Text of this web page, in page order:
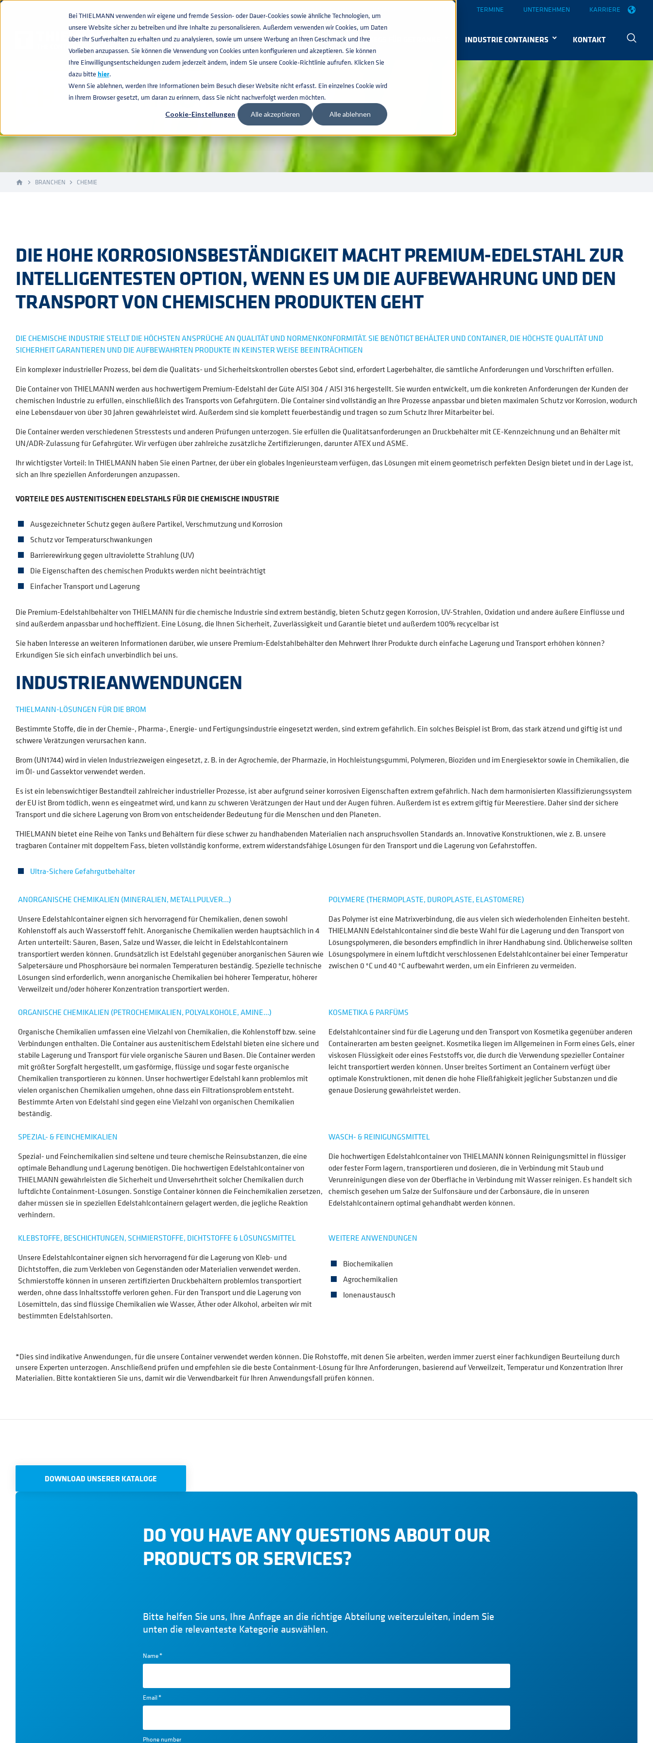
Bei THIELMANN verwenden wir eigene und fremde Session- oder Dauer-Cookies sowie ähnliche Technologien, um
unsere Website sicher zu betreiben und ihre Inhalte zu personalisieren. Außerdem verwenden wir Cookies, um Daten
über Ihr Surfverhalten zu erhalten und zu analysieren, sowie um unsere Werbung an Ihren Geschmack und Ihre
Vorlieben anzupassen. Sie können die Verwendung von Cookies unten konfigurieren und akzeptieren. Sie können
Ihre Einwilligungsentscheidungen zudem jederzeit ändern, indem Sie unsere Cookie-Richtlinie aufrufen. Klicken Sie
dazu bitte hier.
Wenn Sie ablehnen, werden Ihre Informationen beim Besuch dieser Website nicht erfasst. Ein einzelnes Cookie wird
in Ihrem Browser gesetzt, um daran zu erinnern, dass Sie nicht nachverfolgt werden möchten.
Cookie-Einstellungen Alle akzeptieren Alle ablehnen
TERMINE UNTERNEHMEN KARRIERE
KEGS FÜR GETRANKE INDUSTRIE CONTAINERS KONTAKT
CHEMIE INDUSTRIE
home navigate_next BRANCHEN navigate_next CHEMIE
DIE HOHE KORROSIONSBESTÄNDIGKEIT MACHT PREMIUM-EDELSTAHL ZUR
INTELLIGENTESTEN OPTION, WENN ES UM DIE AUFBEWAHRUNG UND DEN
TRANSPORT VON CHEMISCHEN PRODUKTEN GEHT
DIE CHEMISCHE INDUSTRIE STELLT DIE HÖCHSTEN ANSPRÜCHE AN QUALITÄT UND NORMENKONFORMITÄT. SIE BENÖTIGT BEHÄLTER UND CONTAINER, DIE HÖCHSTE QUALITÄT UND
SICHERHEIT GARANTIEREN UND DIE AUFBEWAHRTEN PRODUKTE IN KEINSTER WEISE BEEINTRÄCHTIGEN
Ein komplexer industrieller Prozess, bei dem die Qualitäts- und Sicherheitskontrollen oberstes Gebot sind, erfordert Lagerbehälter, die sämtliche Anforderungen und Vorschriften erfüllen.
Die Container von THIELMANN werden aus hochwertigem Premium-Edelstahl der Güte AISI 304 / AISI 316 hergestellt. Sie wurden entwickelt, um die konkreten Anforderungen der Kunden der
chemischen Industrie zu erfüllen, einschließlich des Transports von Gefahrgütern. Die Container sind vollständig an Ihre Prozesse anpassbar und bieten maximalen Schutz vor Korrosion, wodurch
eine Lebensdauer von über 30 Jahren gewährleistet wird. Außerdem sind sie komplett feuerbeständig und tragen so zum Schutz Ihrer Mitarbeiter bei.
Die Container werden verschiedenen Stresstests und anderen Prüfungen unterzogen. Sie erfüllen die Qualitätsanforderungen an Druckbehälter mit CE-Kennzeichnung und an Behälter mit
UN/ADR-Zulassung für Gefahrgüter. Wir verfügen über zahlreiche zusätzliche Zertifizierungen, darunter ATEX und ASME.
Ihr wichtigster Vorteil: In THIELMANN haben Sie einen Partner, der über ein globales Ingenieursteam verfügen, das Lösungen mit einem geometrisch perfekten Design bietet und in der Lage ist,
sich an Ihre speziellen Anforderungen anzupassen.
VORTEILE DES AUSTENITISCHEN EDELSTAHLS FÜR DIE CHEMISCHE INDUSTRIE
Ausgezeichneter Schutz gegen äußere Partikel, Verschmutzung und Korrosion
Schutz vor Temperaturschwankungen
Barrierewirkung gegen ultraviolette Strahlung (UV)
Die Eigenschaften des chemischen Produkts werden nicht beeinträchtigt
Einfacher Transport und Lagerung
Die Premium-Edelstahlbehälter von THIELMANN für die chemische Industrie sind extrem beständig, bieten Schutz gegen Korrosion, UV-Strahlen, Oxidation und andere äußere Einflüsse und
sind außerdem anpassbar und hocheffizient. Eine Lösung, die Ihnen Sicherheit, Zuverlässigkeit und Garantie bietet und außerdem 100% recycelbar ist
Sie haben Interesse an weiteren Informationen darüber, wie unsere Premium-Edelstahlbehälter den Mehrwert Ihrer Produkte durch einfache Lagerung und Transport erhöhen können?
Erkundigen Sie sich einfach unverbindlich bei uns.
INDUSTRIEANWENDUNGEN
THIELMANN-LÖSUNGEN FÜR DIE BROM
Bestimmte Stoffe, die in der Chemie-, Pharma-, Energie- und Fertigungsindustrie eingesetzt werden, sind extrem gefährlich. Ein solches Beispiel ist Brom, das stark ätzend und giftig ist und
schwere Verätzungen verursachen kann.
Brom (UN1744) wird in vielen Industriezweigen eingesetzt, z. B. in der Agrochemie, der Pharmazie, in Hochleistungsgummi, Polymeren, Bioziden und im Energiesektor sowie in Chemikalien, die
im Öl- und Gassektor verwendet werden.
Es ist ein lebenswichtiger Bestandteil zahlreicher industrieller Prozesse, ist aber aufgrund seiner korrosiven Eigenschaften extrem gefährlich. Nach dem harmonisierten Klassifizierungssystem
der EU ist Brom tödlich, wenn es eingeatmet wird, und kann zu schweren Verätzungen der Haut und der Augen führen. Außerdem ist es extrem giftig für Meerestiere. Daher sind der sichere
Transport und die sichere Lagerung von Brom von entscheidender Bedeutung für die Menschen und den Planeten.
THIELMANN bietet eine Reihe von Tanks und Behältern für diese schwer zu handhabenden Materialien nach anspruchsvollen Standards an. Innovative Konstruktionen, wie z. B. unsere
tragbaren Container mit doppeltem Fass, bieten vollständig konforme, extrem widerstandsfähige Lösungen für den Transport und die Lagerung von Gefahrstoffen.
Ultra-Sichere Gefahrgutbehälter
ANORGANISCHE CHEMIKALIEN (MINERALIEN, METALLPULVER...)
Unsere Edelstahlcontainer eignen sich hervorragend für Chemikalien, denen sowohl
Kohlenstoff als auch Wasserstoff fehlt. Anorganische Chemikalien werden hauptsächlich in 4
Arten unterteilt: Säuren, Basen, Salze und Wasser, die leicht in Edelstahlcontainern
transportiert werden können. Grundsätzlich ist Edelstahl gegenüber anorganischen Säuren wie
Salpetersäure und Phosphorsäure bei normalen Temperaturen beständig. Spezielle technische
Lösungen sind erforderlich, wenn anorganische Chemikalien bei höherer Temperatur, höherer
Verweilzeit und/oder höherer Konzentration transportiert werden.
POLYMERE (THERMOPLASTE, DUROPLASTE, ELASTOMERE)
Das Polymer ist eine Matrixverbindung, die aus vielen sich wiederholenden Einheiten besteht.
THIELMANN Edelstahlcontainer sind die beste Wahl für die Lagerung und den Transport von
Lösungspolymeren, die besonders empfindlich in ihrer Handhabung sind. Üblicherweise sollten
Lösungspolymere in einem luftdicht verschlossenen Edelstahlcontainer bei einer Temperatur
zwischen 0 °C und 40 °C aufbewahrt werden, um ein Einfrieren zu vermeiden.
ORGANISCHE CHEMIKALIEN (PETROCHEMIKALIEN, POLYALKOHOLE, AMINE...)
Organische Chemikalien umfassen eine Vielzahl von Chemikalien, die Kohlenstoff bzw. seine
Verbindungen enthalten. Die Container aus austenitischem Edelstahl bieten eine sichere und
stabile Lagerung und Transport für viele organische Säuren und Basen. Die Container werden
mit größter Sorgfalt hergestellt, um gasförmige, flüssige und sogar feste organische
Chemikalien transportieren zu können. Unser hochwertiger Edelstahl kann problemlos mit
vielen organischen Chemikalien umgehen, ohne dass ein Filtrationsproblem entsteht.
Bestimmte Arten von Edelstahl sind gegen eine Vielzahl von organischen Chemikalien
beständig.
KOSMETIKA & PARFÜMS
Edelstahlcontainer sind für die Lagerung und den Transport von Kosmetika gegenüber anderen
Containerarten am besten geeignet. Kosmetika liegen im Allgemeinen in Form eines Gels, einer
viskosen Flüssigkeit oder eines Feststoffs vor, die durch die Verwendung spezieller Container
leicht transportiert werden können. Unser breites Sortiment an Containern verfügt über
optimale Konstruktionen, mit denen die hohe Fließfähigkeit jeglicher Substanzen und die
genaue Dosierung gewährleistet werden.
SPEZIAL- & FEINCHEMIKALIEN
Spezial- und Feinchemikalien sind seltene und teure chemische Reinsubstanzen, die eine
optimale Behandlung und Lagerung benötigen. Die hochwertigen Edelstahlcontainer von
THIELMANN gewährleisten die Sicherheit und Unversehrtheit solcher Chemikalien durch
luftdichte Containment-Lösungen. Sonstige Container können die Feinchemikalien zersetzen,
daher müssen sie in speziellen Edelstahlcontainern gelagert werden, die jegliche Reaktion
verhindern.
WASCH- & REINIGUNGSMITTEL
Die hochwertigen Edelstahlcontainer von THIELMANN können Reinigungsmittel in flüssiger
oder fester Form lagern, transportieren und dosieren, die in Verbindung mit Staub und
Verunreinigungen diese von der Oberfläche in Verbindung mit Wasser reinigen. Es handelt sich
chemisch gesehen um Salze der Sulfonsäure und der Carbonsäure, die in unseren
Edelstahlcontainern optimal gehandhabt werden können.
KLEBSTOFFE, BESCHICHTUNGEN, SCHMIERSTOFFE, DICHTSTOFFE & LÖSUNGSMITTEL
Unsere Edelstahlcontainer eignen sich hervorragend für die Lagerung von Kleb- und
Dichtstoffen, die zum Verkleben von Gegenständen oder Materialien verwendet werden.
Schmierstoffe können in unseren zertifizierten Druckbehältern problemlos transportiert
werden, ohne dass Inhaltsstoffe verloren gehen. Für den Transport und die Lagerung von
Lösemitteln, das sind flüssige Chemikalien wie Wasser, Äther oder Alkohol, arbeiten wir mit
bestimmten Edelstahlsorten.
WEITERE ANWENDUNGEN
Biochemikalien
Agrochemikalien
Ionenaustausch
*Dies sind indikative Anwendungen, für die unsere Container verwendet werden können. Die Rohstoffe, mit denen Sie arbeiten, werden immer zuerst einer fachkundigen Beurteilung durch
unsere Experten unterzogen. Anschließend prüfen und empfehlen sie die beste Containment-Lösung für Ihre Anforderungen, basierend auf Verweilzeit, Temperatur und Konzentration Ihrer
Materialien. Bitte kontaktieren Sie uns, damit wir die Verwendbarkeit für Ihren Anwendungsfall prüfen können.
DOWNLOAD UNSERER KATALOGE
DO YOU HAVE ANY QUESTIONS ABOUT OUR
PRODUCTS OR SERVICES?
Bitte helfen Sie uns, Ihre Anfrage an die richtige Abteilung weiterzuleiten, indem Sie
unten die relevanteste Kategorie auswählen.
Name*
Email*
Phone number